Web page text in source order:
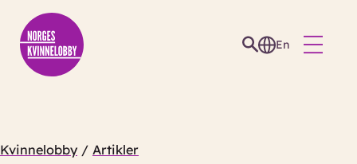
En
Kvinnelobby/ Artikler